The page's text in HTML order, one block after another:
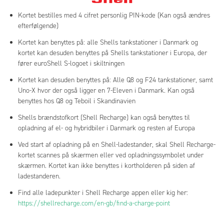
Kortet bestilles med 4 cifret personlig PIN-kode (Kan også ændres
efterfølgende)
Kortet kan benyttes på: alle Shells tankstationer i Danmark og
kortet kan desuden benyttes på Shells tankstationer i Europa, der
fører euroShell S-logoet i skiltningen
Kortet kan desuden benyttes på: Alle Q8 og F24 tankstationer, samt
Uno-X hvor der også ligger en 7-Eleven i Danmark. Kan også
benyttes hos Q8 og Teboil i Skandinavien
Shells brændstofkort (Shell Recharge) kan også benyttes til
opladning af el- og hybridbiler i Danmark og resten af Europa
Ved start af opladning på en Shell-ladestander, skal Shell Recharge-
kortet scannes på skærmen eller ved opladningssymbolet under
skærmen. Kortet kan ikke benyttes i kortholderen på siden af
ladestanderen.
Find alle ladepunkter i Shell Recharge appen eller kig her:
https://shellrecharge.com/en-gb/find-a-charge-point